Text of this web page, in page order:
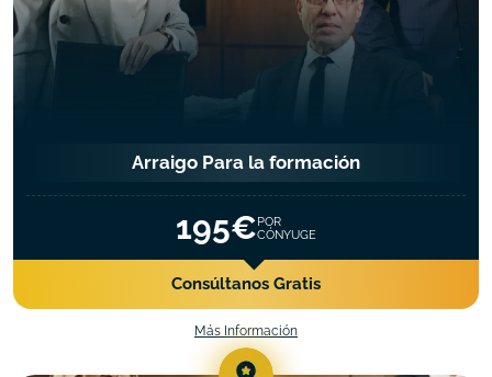
Arraigo Para la formación
195€POR
CÓNYUGE
Consúltanos Gratis
Más Información